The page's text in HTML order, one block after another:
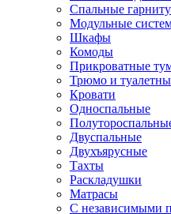
Спальные
Модульные
Шкафы
Комоды
Прикроватные
Трюмо и
Кровати
Односпальные
Двуспальные
Двухъярусные
Тахты
Раскладушки
Матрасы
С независимыми